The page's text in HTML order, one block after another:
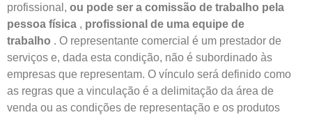
profissional, ou pode ser a comissão de trabalho pela
pessoa física , profissional de uma equipe de
trabalho . O representante comercial é um prestador de
serviços e, dada esta condição, não é subordinado às
empresas que representam. O vínculo será definido como
as regras que a vinculação é a delimitação da área de
venda ou as condições de representação e os produtos